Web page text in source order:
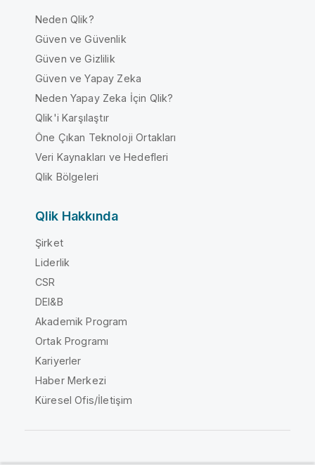
Neden Qlik?
Güven ve Güvenlik
Güven ve Gizlilik
Güven ve Yapay Zeka
Neden Yapay Zeka İçin Qlik?
Qlik'i Karşılaştır
Öne Çıkan Teknoloji Ortakları
Veri Kaynakları ve Hedefleri
Qlik Bölgeleri
Qlik Hakkında
Şirket
Liderlik
CSR
DEI&B
Akademik Program
Ortak Programı
Kariyerler
Haber Merkezi
Küresel Ofis/İletişim